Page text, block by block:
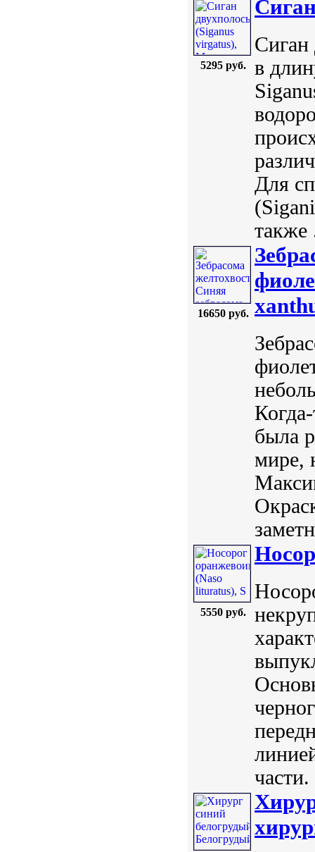
5295 руб.
Сиган
в
Для
также
16650 руб.
была
мире,
5550 руб.